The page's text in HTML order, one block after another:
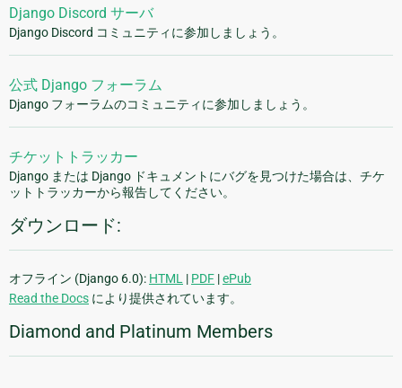
Django Discord サーバ
Django Discord コミュニティに参加しましょう。
公式 Django フォーラム
Django フォーラムのコミュニティに参加しましょう。
チケットトラッカー
Django または Django ドキュメントにバグを見つけた場合は、チケ
ットトラッカーから報告してください。
ダウンロード:
オフライン (Django 6.0): HTML | PDF |ePub
Read the Docs により提供されています。
Diamond and Platinum Members